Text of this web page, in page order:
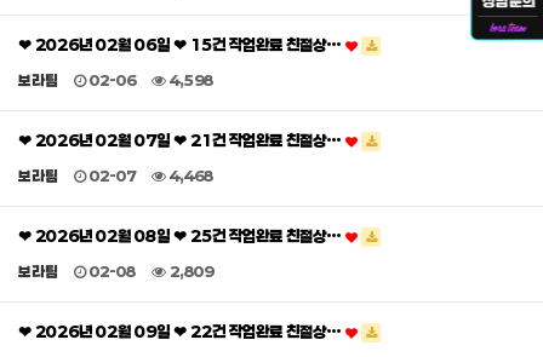
❤ 2026년 02월 06일 ❤ 15건 작업완료 친절상…
보라팀 02-06 4,598
❤ 2026년 02월 07일 ❤ 21건 작업완료 친절상…
보라팀 02-07 4,468
❤ 2026년 02월 08일 ❤ 25건 작업완료 친절상…
보라팀 02-08 2,809
❤ 2026년 02월 09일 ❤ 22건 작업완료 친절상…